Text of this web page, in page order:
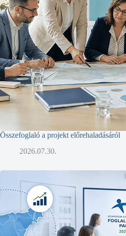
Összefoglaló a projekt előrehaladásáról
2026.07.30.